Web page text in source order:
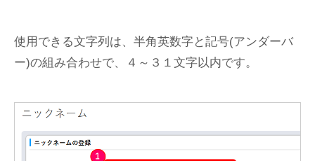
使用できる文字列は、半角英数字と記号(アンダーバ
ー)の組み合わせで、４～３１文字以内です。